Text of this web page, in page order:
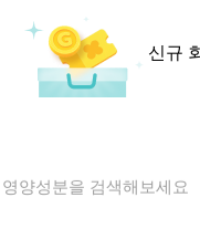
신규
어트 음식 검색해보세요